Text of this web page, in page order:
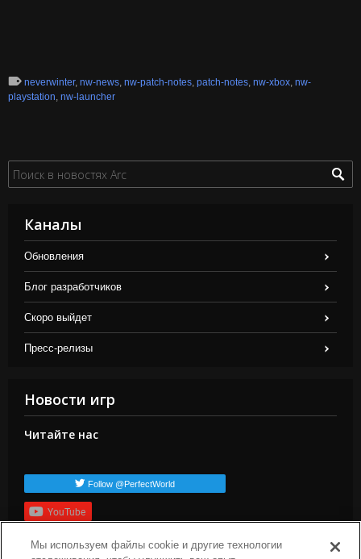
neverwinter, nw-news, nw-patch-notes, patch-notes, nw-xbox, nw-
playstation, nw-launcher
Каналы
Обновления
Блог разработчиков
Скоро выйдет
Пресс-релизы
Новости игр
Читайте нас
Follow @PerfectWorld
YouTube
Подписаться
Мы используем файлы cookie и другие технологии